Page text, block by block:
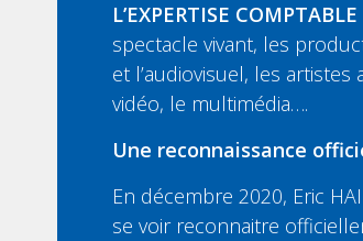
L’EXPERTISE
spectacle vivant, les
et l’audiovisuel, les
vidéo, le multimédia….
Une reconnaissance
En décembre 2020, Eric
se voir reconnaitre